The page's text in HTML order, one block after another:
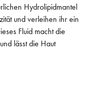
Hydrolipidmantel
und verleihen ihr ein
Fluid macht die
lässt die Haut